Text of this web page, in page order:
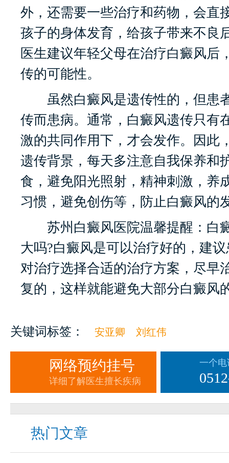
外，还需要一些治疗和药物，会直
孩子的身体发育，给孩子带来不良
医生建议年轻父母在治疗白癜风后
传的可能性。
虽然白癜风是遗传性的，但患
传而患病。通常，白癜风遗传只有
激的共同作用下，才会发作。因此
遗传背景，每天多注意自我保养和
食，避免阳光照射，精神刺激，养
习惯，避免创伤等，防止白癜风的
苏州白癜风医院温馨提醒：白
大吗?白癜风是可以治疗好的，建
对治疗选择合适的治疗方案，尽早
复的，这样就能避免大部分白癜风
关键词标签： 安亚卿 刘红伟
网络预约挂号
详细了解医生擅长疾病
一个
热门文章